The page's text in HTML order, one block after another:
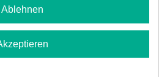
Ihnen auch
Ablehnen